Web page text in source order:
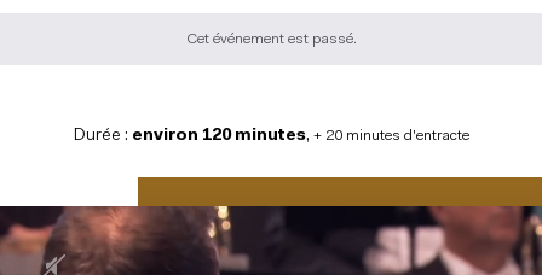
Cet événement est passé.
Durée : environ 120 minutes, + 20 minutes d'entracte